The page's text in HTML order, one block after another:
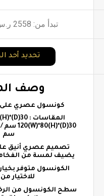
تبدأ من: 2558
تحديد أحد
وصف
كونسول عصري على
سم
تصميم عصري أنيق على
يضيف لمسة من
الكونسول متوفر
للاختيار
سطح الكونسول من